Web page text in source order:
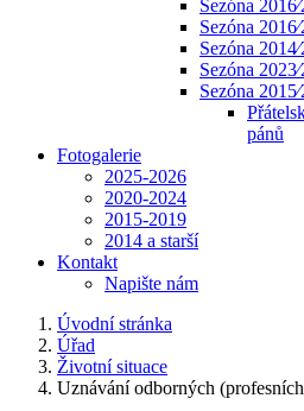
Sezóna
Sezóna
Sezóna
Sezóna
Sezóna
pánů
Fotogalerie
2025-2026
2020-2024
2015-2019
2014 a starší
Kontakt
Napište nám
Úvodní stránka
Úřad
Životní situace
Uznávání odborných